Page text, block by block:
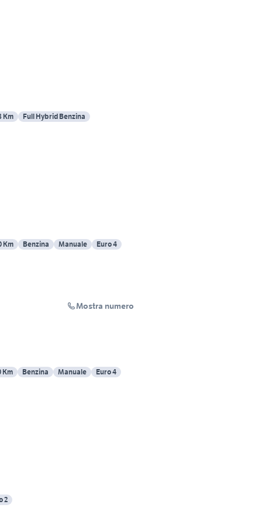
Km
Full Hybrid Benzina
Km Benzina Manuale Euro 4
Mostra numero
Km Benzina Manuale Euro 4
2